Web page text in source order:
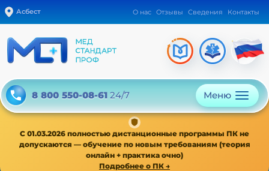
Асбест О нас Отзывы Сведения Контакты
8 800 550-08-61 24/7 Меню
С 01.03.2026 полностью дистанционные программы ПК не
допускаются — обучение по новым требованиям (теория
онлайн + практика очно)
Подробнее о ПК →